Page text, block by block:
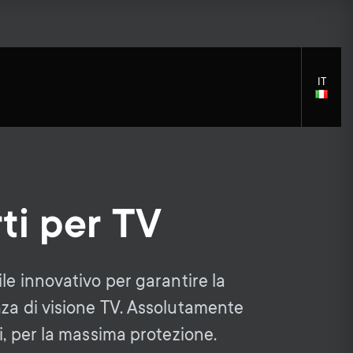
S
e
c
Accessori di Montaggio
Distribuzione di segnale
monitor
S
e
c
Supporto generale
IT
per TV
innovativo per garantire la
di visione TV. Assolutamente
per la massima protezione.